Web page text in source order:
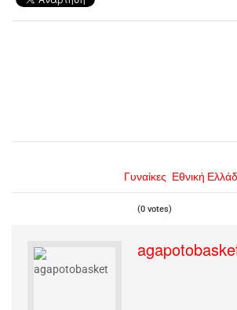
Γυναίκες Εθνική
(0 votes)